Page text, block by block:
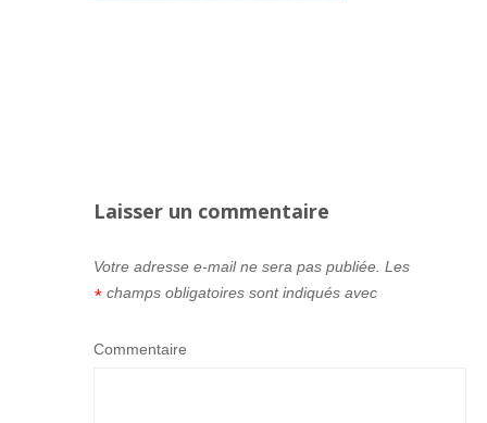
Laisser un commentaire
Votre adresse e-mail ne sera pas publiée. Les
champs obligatoires sont indiqués avec
*
Commentaire